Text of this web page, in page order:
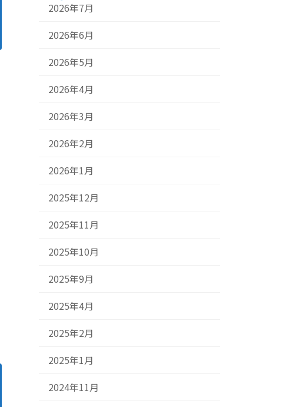
2026年7月
2026年6月
2026年5月
2026年4月
2026年3月
2026年2月
2026年1月
2025年12月
2025年11月
2025年10月
2025年9月
2025年4月
2025年2月
2025年1月
2024年11月